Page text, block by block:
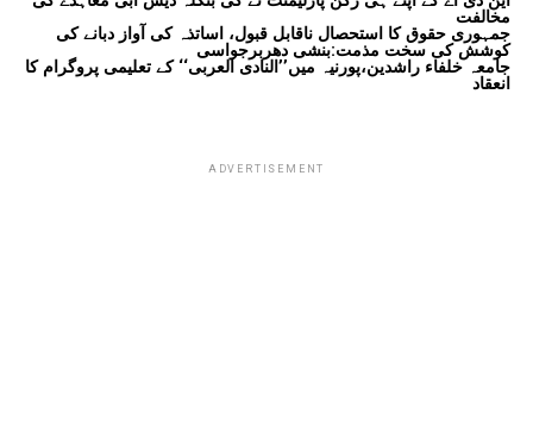
مخالفت
جمہوری حقوق کا استحصال ناقابل قبول، اساتذہ کی آواز دبانے کی
کوشش کی سخت مذمت:بنشی دھربرجواسی
جامعہ خلفاء راشدین،پورنیہ میں’’النادی العربی‘‘ کے تعلیمی پروگرام کا
انعقاد
ADVERTISEMENT